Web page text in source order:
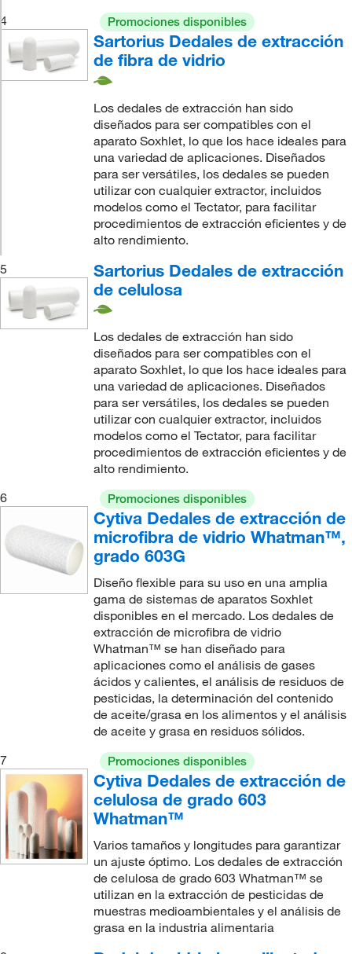
4
Promociones disponibles
Sartorius Dedales de extracción
de fibra de vidrio
Los dedales de extracción han sido
diseñados para ser compatibles con el
aparato Soxhlet, lo que los hace ideales para
una variedad de aplicaciones. Diseñados
para ser versátiles, los dedales se pueden
utilizar con cualquier extractor, incluidos
modelos como el Tectator, para facilitar
procedimientos de extracción eficientes y de
alto rendimiento.
5
Sartorius Dedales de extracción
de celulosa
Los dedales de extracción han sido
diseñados para ser compatibles con el
aparato Soxhlet, lo que los hace ideales para
una variedad de aplicaciones. Diseñados
para ser versátiles, los dedales se pueden
utilizar con cualquier extractor, incluidos
modelos como el Tectator, para facilitar
procedimientos de extracción eficientes y de
alto rendimiento.
6
Promociones disponibles
Cytiva Dedales de extracción de
microfibra de vidrio Whatman™,
grado 603G
Diseño flexible para su uso en una amplia
gama de sistemas de aparatos Soxhlet
disponibles en el mercado. Los dedales de
extracción de microfibra de vidrio
Whatman™ se han diseñado para
aplicaciones como el análisis de gases
ácidos y calientes, el análisis de residuos de
pesticidas, la determinación del contenido
de aceite/grasa en los alimentos y el análisis
de aceite y grasa en residuos sólidos.
7
Promociones disponibles
Cytiva Dedales de extracción de
celulosa de grado 603
Whatman™
Varios tamaños y longitudes para garantizar
un ajuste óptimo. Los dedales de extracción
de celulosa de grado 603 Whatman™ se
utilizan en la extracción de pesticidas de
muestras medioambientales y el análisis de
grasa en la industria alimentaria